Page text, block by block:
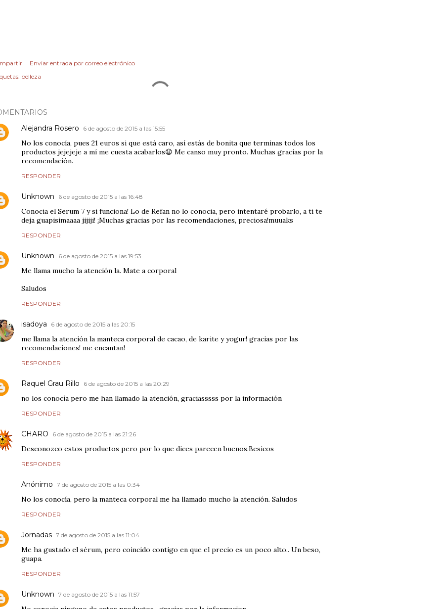
Enviar entrada por correo electrónico
belleza
Alejandra Rosero
6 de agosto de 2015 a las 15:55
No los conocía, pues 21 euros si que está caro, así estás de bonita que terminas todos los
productos jejejeje a mí me cuesta acabarlos😧 Me canso muy pronto. Muchas gracias por la
recomendación.
RESPONDER
Unknown 6 de agosto de 2015 a las 16:48
Conocia el Serum 7 y si funciona! Lo de Refan no lo conocia, pero intentaré probarlo, a ti te
deja guapisimaaaa jijiji! ¡Muchas gracias por las recomendaciones, preciosa!muuaks
RESPONDER
Unknown 6 de agosto de 2015 a las 19:53
Me llama mucho la atención la. Mate a corporal
Saludos
RESPONDER
isadoya 6 de agosto de 2015 a las 20:15
me llama la atención la manteca corporal de cacao, de karite y yogur! gracias por las
recomendaciones! me encantan!
RESPONDER
Raquel Grau Rillo 6 de agosto de 2015 a las 20:29
no los conocía pero me han llamado la atención, graciasssss por la información
RESPONDER
CHARO 6 de agosto de 2015 a las 21:26
Desconozco estos productos pero por lo que dices parecen buenos.Besicos
RESPONDER
Anónimo 7 de agosto de 2015 a las 0:34
No los conocía, pero la manteca corporal me ha llamado mucho la atención. Saludos
RESPONDER
Jornadas 7 de agosto de 2015 a las 11:04
Me ha gustado el sérum, pero coincido contigo en que el precio es un poco alto.. Un beso,
guapa.
RESPONDER
Unknown 7 de agosto de 2015 a las 11:57